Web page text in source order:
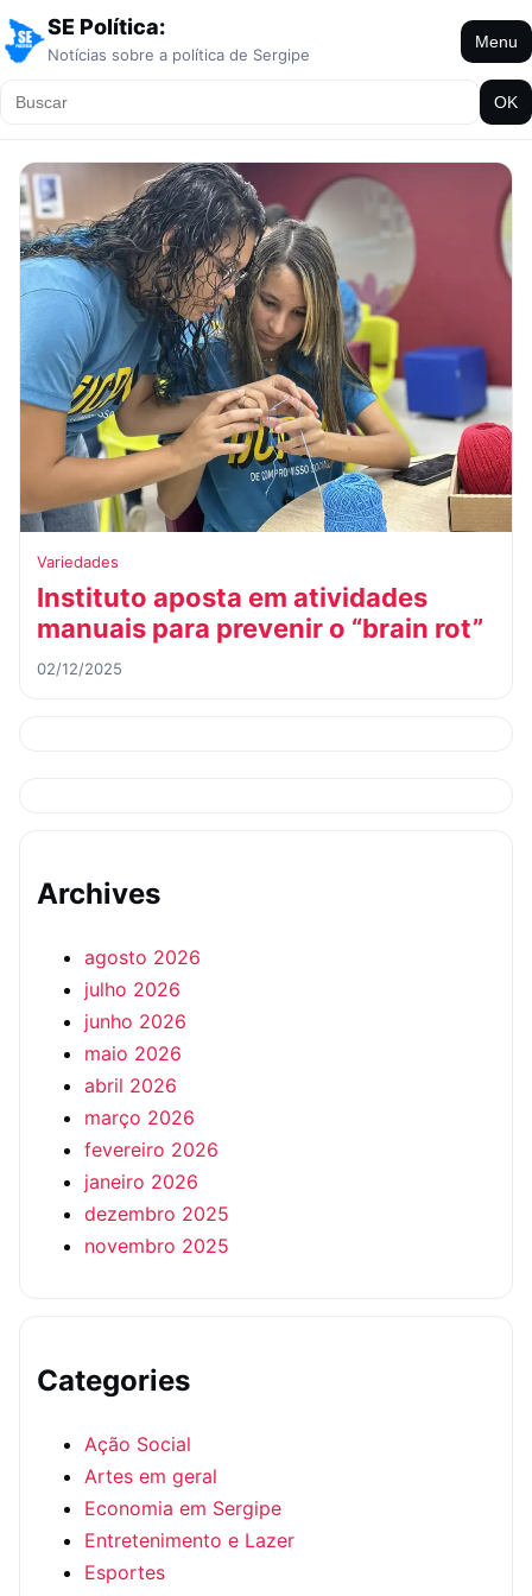
SE Política:
Notícias sobre a política de Sergipe
Menu
OK
Variedades
Instituto aposta em atividades
manuais para prevenir o “brain rot”
02/12/2025
Archives
agosto 2026
julho 2026
junho 2026
maio 2026
abril 2026
março 2026
fevereiro 2026
janeiro 2026
dezembro 2025
novembro 2025
Categories
Ação Social
Artes em geral
Economia em Sergipe
Entretenimento e Lazer
Esportes